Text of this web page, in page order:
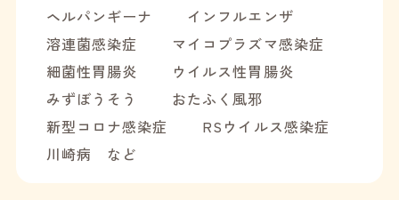
ヘルパンギーナ
インフルエンザ
溶連菌感染症
マイコプラズマ感染症
細菌性胃腸炎
ウイルス性胃腸炎
みずぼうそう
おたふく風邪
新型コロナ感染症
RSウイルス感染症
川崎病 など